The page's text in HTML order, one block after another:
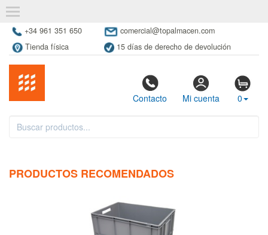
+34 961 351 650
comercial@topalmacen.com
Tienda física
15 días de derecho de devolución
Contacto Mi cuenta 0
PRODUCTOS RECOMENDADOS